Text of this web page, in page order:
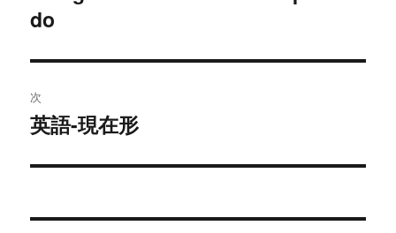
ビ
ゲ
ー
シ
ン
の
稿:
do
次
次
投
英語-現在形